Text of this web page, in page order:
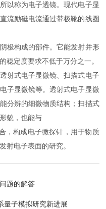
以称为电子透镜。现代电子显
流励磁电流通过带极靴的线圈
构成的部件。它能发射并形
稳定度要求不低于万分之一。
式电子显微镜、扫描式电子
子显微镜等。透射式电子显微
分辨的细微物质结构；扫描式
貌，也能与
构成电子微探针，用于物质
射电子表面的研究。
题的解答
量子模拟研究新进展